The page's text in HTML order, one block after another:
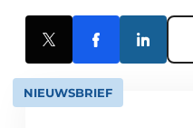
NIEUWSBRIEF